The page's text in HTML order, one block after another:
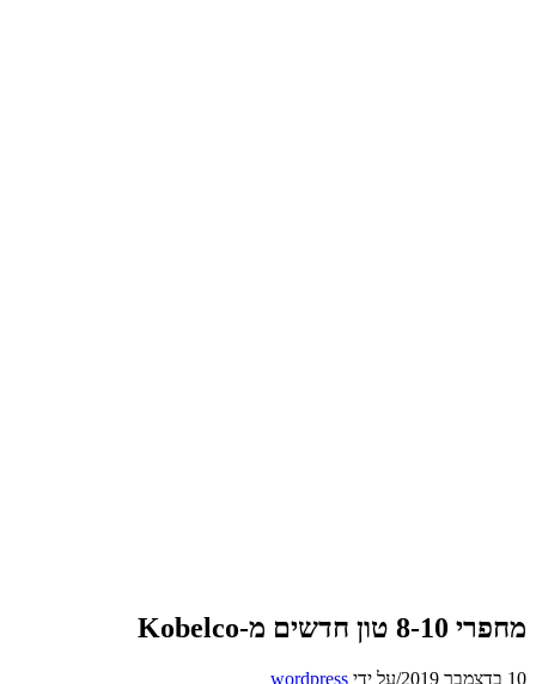
מחפרי 8-10 טון חדשים מ-Kobelco
10 בדצמבר 2019 /על ידי wordpress